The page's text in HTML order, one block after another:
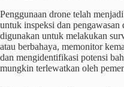
Penggunaan drone telah
untuk inspeksi dan
digunakan untuk melakukan
atau berbahaya, memonitor
dan mengidentifikasi potensi
mungkin terlewatkan oleh